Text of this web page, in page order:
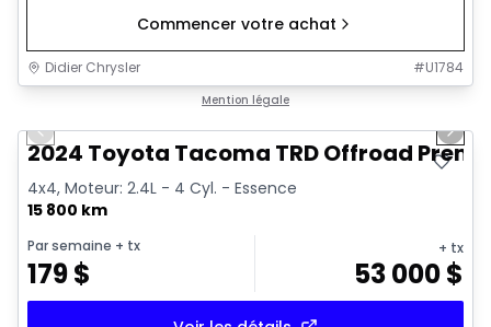
Commencer votre achat
Didier Chrysler #U1784
Mention légale
Previous slide Next
2024 Toyota Tacoma TRD Offroad
4x4, Moteur: 2.4L - 4 Cyl. - Essence
15 800 km
Par semaine + tx
179$
+ tx
53 000$